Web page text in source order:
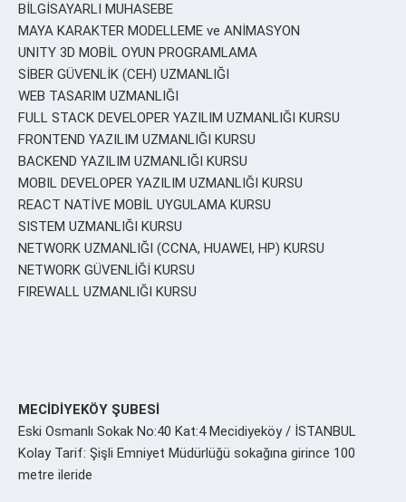
BİLGİSAYARLI MUHASEBE
MAYA KARAKTER MODELLEME ve ANİMASYON
UNITY 3D MOBİL OYUN PROGRAMLAMA
SİBER GÜVENLİK (CEH) UZMANLIĞI
WEB TASARIM UZMANLIĞI
FULL STACK DEVELOPER YAZILIM UZMANLIĞI KURSU
FRONTEND YAZILIM UZMANLIĞI KURSU
BACKEND YAZILIM UZMANLIĞI KURSU
MOBIL DEVELOPER YAZILIM UZMANLIĞI KURSU
REACT NATİVE MOBİL UYGULAMA KURSU
SISTEM UZMANLIĞI KURSU
NETWORK UZMANLIĞI (CCNA, HUAWEI, HP) KURSU
NETWORK GÜVENLİĞİ KURSU
FIREWALL UZMANLIĞI KURSU
MECİDİYEKÖY ŞUBESİ
Eski Osmanlı Sokak No:40 Kat:4 Mecidiyeköy / İSTANBUL
Kolay Tarif: Şişli Emniyet Müdürlüğü sokağına girince 100
metre ileride